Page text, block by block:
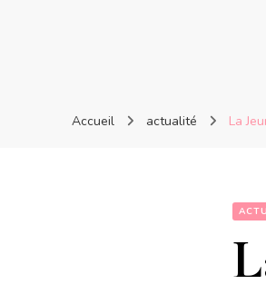
Accueil actualité La